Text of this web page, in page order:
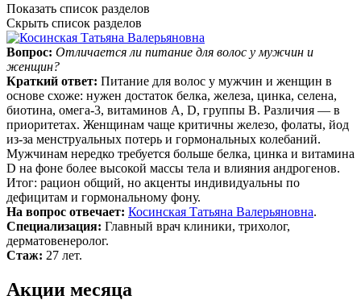
Показать список разделов
Скрыть список разделов
Вопрос: Отличается ли питание для волос у мужчин и
женщин?
Краткий ответ: Питание для волос у мужчин и женщин в
основе схоже: нужен достаток белка, железа, цинка, селена,
биотина, омега‑3, витаминов A, D, группы B. Различия — в
приоритетах. Женщинам чаще критичны железо, фолаты, йод
из‑за менструальных потерь и гормональных колебаний.
Мужчинам нередко требуется больше белка, цинка и витамина
D на фоне более высокой массы тела и влияния андрогенов.
Итог: рацион общий, но акценты индивидуальны по
дефицитам и гормональному фону.
На вопрос отвечает: Косинская Татьяна Валерьяновна.
Специализация: Главный врач клиники, трихолог,
дерматовенеролог.
Стаж: 27 лет.
Акции месяца